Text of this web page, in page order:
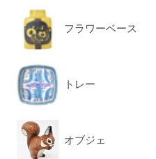
フラワーベース
トレー
オブジェ